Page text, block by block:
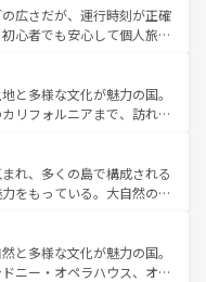
のフランス情報はコンテンツ一覧
を参照してほしい。
ない英国パブ、サッカー観
体験も豊富。イギリスを旅
広さだが、運行時刻が正確
心者でも安心して個人旅行
イスならではのユニークな
けでなく町歩きも満喫する
いため物価も高いが、旅行
もできる。 なお、新
覧 を参照してほしい。
と多様な文化が魅力の国。
リフォルニアまで、訪れる
ョッピング、エンターテイ
ポットだ。一方、アメリカ
ンドキャニオンやイエロー
楽と美食が融合した独特の
の各地域で異なる魅力を楽
な歴史を感じることができ
れ、多くの島で構成される
をもっている。大自然の神
番の観光地といえばオアフ
らマウイ島やカウアイ島が
に輝く海をはじめ、豊かな
と多様な文化が魅力の国。
ニー・オペラハウス、オー